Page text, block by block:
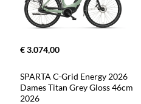
€ 3.074,00
SPARTA C-Grid Energy 2026
Dames Titan Grey Gloss 46cm
2026